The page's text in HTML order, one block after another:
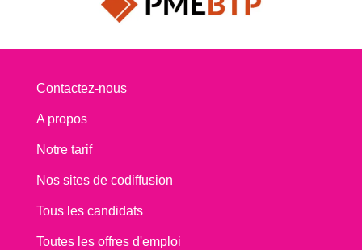
Contactez-nous
A propos
Notre tarif
Nos sites de codiffusion
Tous les candidats
Toutes les offres d'emploi